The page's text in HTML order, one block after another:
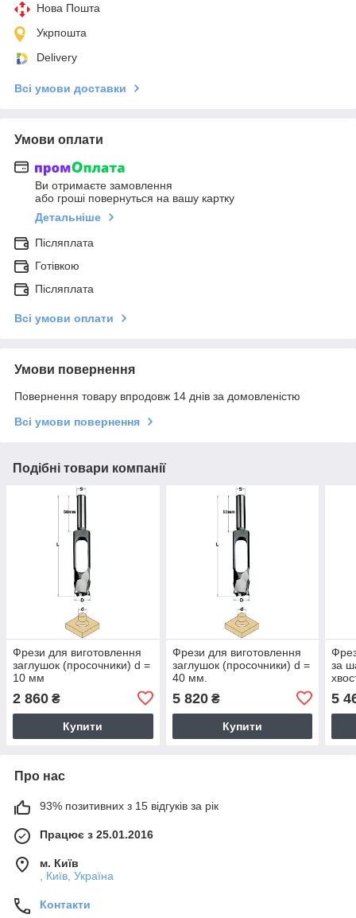
Нова Пошта
Укрпошта
Delivery
Всі умови доставки
Умови оплати
Ви отримаєте замовлення
або гроші повернуться на вашу картку
Детальніше
Післяплата
Готівкою
Післяплата
Всі умови оплати
Умови повернення
Повернення товару впродовж 14 днів за домовленістю
Всі умови повернення
Подібні товари компанії
Фрези для виготовлення
заглушок (просочники) d =
10 мм
2 860 ₴
Купити
Фрези для виготовлення
заглушок (просочники) d =
40 мм.
5 820₴
Купити
за
5
Про нас
93% позитивних з 15 відгуків за рік
Працює з 25.01.2016
м. Київ
, Київ, Україна
Контакти